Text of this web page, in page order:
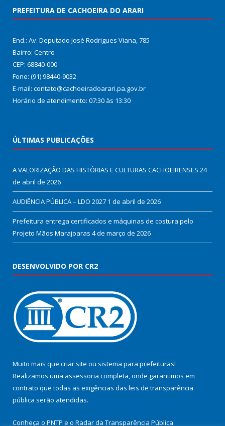
PREFEITURA DE CACHOEIRA DO ARARI
End.: Av. Deputado José Rodrigues Viana, 785
Bairro: Centro
CEP: 68840-000
Fone: (91) 98440-9032
E-mail: contato@cachoeiradoarari.pa.gov.br
Horário de atendimento: 07:30 às 13:30
ÚLTIMAS PUBLICAÇÕES
A VALORIZAÇÃO DAS HISTÓRIAS E CULTURAS CACHOEIRENSES 24
de abril de 2026
AUDIÊNCIA PÚBLICA – LDO 2027 1 de abril de 2026
Prefeitura entrega certificados e máquinas de costura pelo
Projeto Mãos Marajoaras 4 de março de 2026
DESENVOLVIDO POR CR2
Muito mais que criar site ou sistema para prefeituras!
Realizamos uma assessoria completa, onde garantimos em
contrato que todas as exigências das leis de transparência
pública serão atendidas.
Conheça o PNTP e o Radar da Transparência Pública